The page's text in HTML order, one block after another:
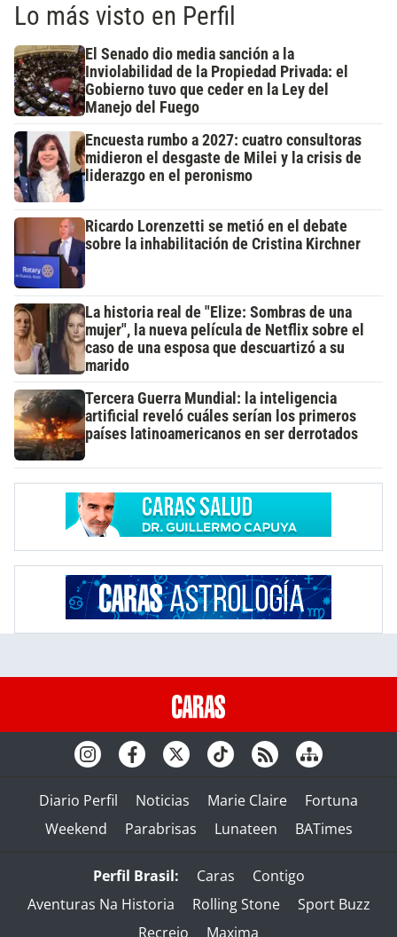
Lo más visto en Perfil
El Senado dio media sanción a la
Inviolabilidad de la Propiedad Privada: el
Gobierno tuvo que ceder en la Ley del
Manejo del Fuego
Encuesta rumbo a 2027: cuatro consultoras
midieron el desgaste de Milei y la crisis de
liderazgo en el peronismo
Ricardo Lorenzetti se metió en el debate
sobre la inhabilitación de Cristina Kirchner
La historia real de "Elize: Sombras de una
mujer", la nueva película de Netflix sobre el
caso de una esposa que descuartizó a su
marido
Tercera Guerra Mundial: la inteligencia
artificial reveló cuáles serían los primeros
países latinoamericanos en ser derrotados
Diario Perfil Noticias Marie Claire
Fortuna
Weekend
Parabrisas Lunateen BATimes
Perfil Brasil: Caras
Contigo
Aventuras Na Historia
Rolling Stone
Sport Buzz
Recreio
Maxima